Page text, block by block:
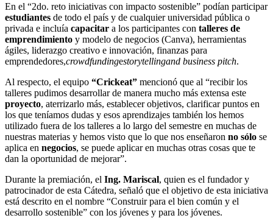
En el “2do. reto iniciativas con impacto sostenible” podían participar
estudiantes de todo el país y de cualquier universidad pública o
privada e incluía capacitar a los participantes con talleres de
emprendimiento y modelo de negocios (Canva), herramientas
ágiles, liderazgo creativo e innovación, finanzas para
emprendedores,crowdfundingestorytellingand business pitch.
Al respecto, el equipo “Crickeat” mencionó que al “recibir los
talleres pudimos desarrollar de manera mucho más extensa este
proyecto, aterrizarlo más, establecer objetivos, clarificar puntos en
los que teníamos dudas y esos aprendizajes también los hemos
utilizado fuera de los talleres a lo largo del semestre en muchas de
nuestras materias y hemos visto que lo que nos enseñaron no sólo se
aplica en negocios, se puede aplicar en muchas otras cosas que te
dan la oportunidad de mejorar”.
Durante la premiación, el Ing. Mariscal, quien es el fundador y
patrocinador de esta Cátedra, señaló que el objetivo de esta iniciativa
está descrito en el nombre “Construir para el bien común y el
desarrollo sostenible” con los jóvenes y para los jóvenes.